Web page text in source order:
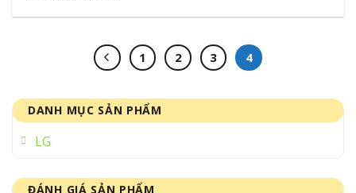
1 2 3 4
DANH MỤC SẢN PHẨM
LG
ĐÁNH GIÁ SẢN PHẨM